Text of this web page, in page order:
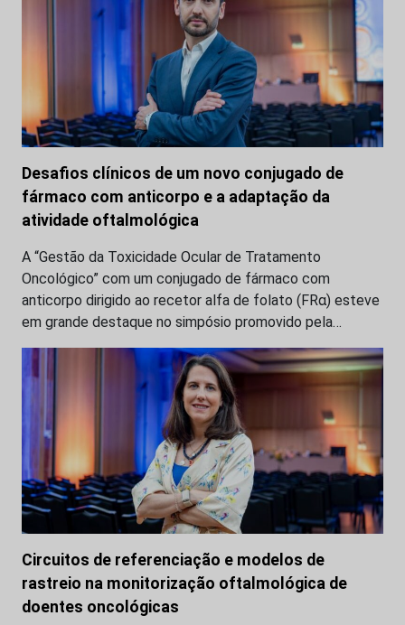
Desafios clínicos de um novo conjugado de
fármaco com anticorpo e a adaptação da
atividade oftalmológica
A “Gestão da Toxicidade Ocular de Tratamento
Oncológico” com um conjugado de fármaco com
anticorpo dirigido ao recetor alfa de folato (FRα) esteve
em grande destaque no simpósio promovido pela…
Circuitos de referenciação e modelos de
rastreio na monitorização oftalmológica de
doentes oncológicas